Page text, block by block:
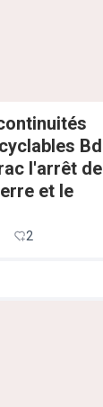
Bd
l'arrêt de
et le
2